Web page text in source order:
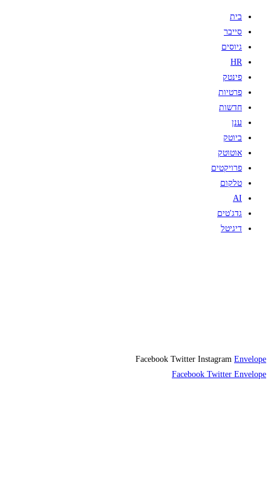
בית
סייבר
גיוסים
HR
פינטק
פרטיות
חדשות
ענן
ביוטק
אוטוטק
פרויקטים
טלקום
AI
גדג'טים
דיגיטל
Facebook Twitter Instagram Envelope
Facebook Twitter Envelope